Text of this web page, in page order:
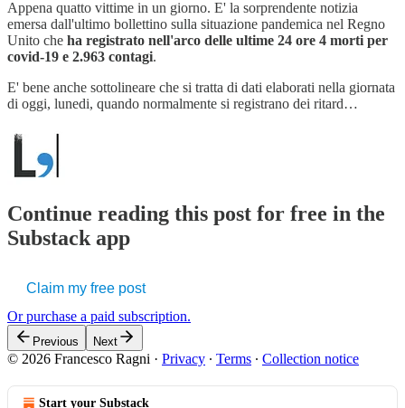
Appena quatto vittime in un giorno. E' la sorprendente notizia
emersa dall'ultimo bollettino sulla situazione pandemica nel Regno
Unito che ha registrato nell'arco delle ultime 24 ore 4 morti per
covid-19 e 2.963 contagi.
E' bene anche sottolineare che si tratta di dati elaborati nella giornata
di oggi, lunedi, quando normalmente si registrano dei ritard…
Continue reading this post for free in the
Substack app
Claim my free post
Or purchase a paid subscription.
Previous Next
© 2026 Francesco Ragni · Privacy ∙ Terms ∙ Collection notice
Start your Substack